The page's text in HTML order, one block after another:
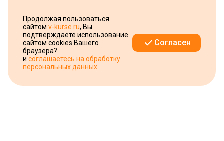
Продолжая пользоваться
сайтом v-kurse.ru, Вы
подтверждаете использование
сайтом cookies Вашего
браузера?
и соглашаетесь на обработку
персональных данных
Согласен